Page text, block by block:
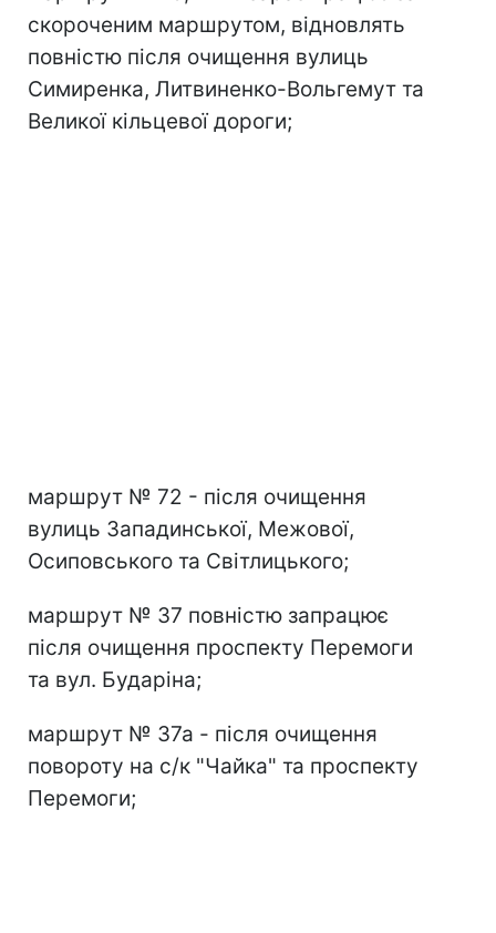
скороченим маршрутом, відновлять
повністю після очищення вулиць
Симиренка, Литвиненко-Вольгемут та
Великої кільцевої дороги;
маршрут № 72 - після очищення
вулиць Западинської, Межової,
Осиповського та Світлицького;
маршрут № 37 повністю запрацює
після очищення проспекту Перемоги
та вул. Бударіна;
маршрут № 37а - після очищення
повороту на с/к "Чайка" та проспекту
Перемоги;